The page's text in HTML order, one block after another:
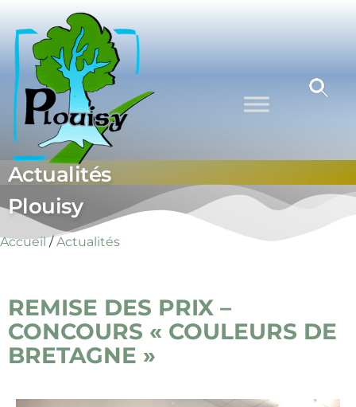
Commune
de Plouisy
Actualités
Plouisy
Accueil/Actualités
REMISE DES PRIX –
CONCOURS « COULEURS DE
BRETAGNE »